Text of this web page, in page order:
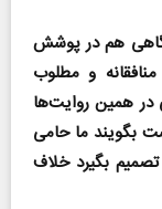
گاهی هم در پوشش
و مطلوب
در همین روایت‌ها
بگویند ما حامی
بگیرد خلاف